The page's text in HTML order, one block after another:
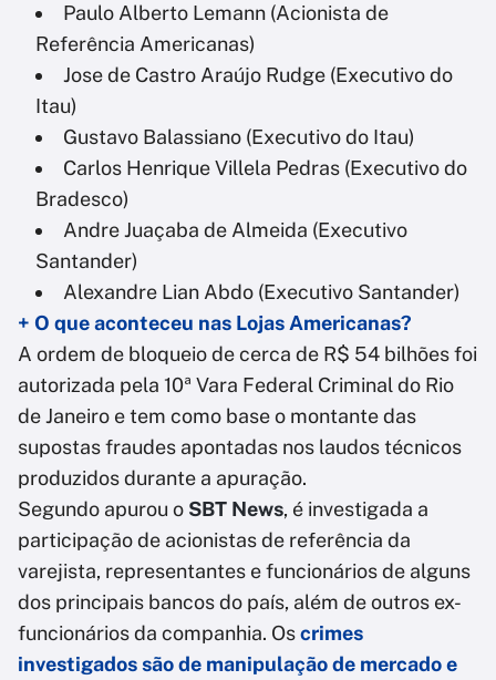
Paulo Alberto Lemann (Acionista de
Referência Americanas)
Jose de Castro Araújo Rudge (Executivo do
Itau)
Gustavo Balassiano (Executivo do Itau)
Carlos Henrique Villela Pedras (Executivo do
Bradesco)
Andre Juaçaba de Almeida (Executivo
Santander)
Alexandre Lian Abdo (Executivo Santander)
+ O que aconteceu nas Lojas Americanas?
A ordem de bloqueio de cerca de R$ 54 bilhões foi
autorizada pela 10ª Vara Federal Criminal do Rio
de Janeiro e tem como base o montante das
supostas fraudes apontadas nos laudos técnicos
produzidos durante a apuração.
Segundo apurou o SBT News, é investigada a
participação de acionistas de referência da
varejista, representantes e funcionários de alguns
dos principais bancos do país, além de outros ex-
funcionários da companhia. Oscrimes
investigados são de manipulação de mercado e